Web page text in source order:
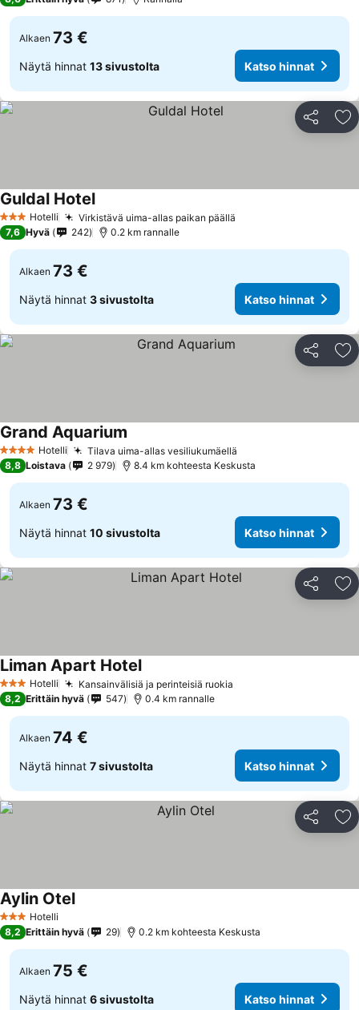
Alkaen 73 €
Näytä hinnat 13 sivustolta Katso hinnat
Jaa
3 Tähtiluokitus
Hotelli Virkistävä uima-allas paikan päällä
Guldal Hotel
7,6 Hyvä 242 0.2 km rannalle
Alkaen 73 €
Näytä hinnat 3 sivustolta Katso hinnat
Jaa
4 Tähtiluokitus
Hotelli Tilava uima-allas vesiliukumäellä
Grand Aquarium
8,8 Loistava 2 979 8.4 km kohteesta Keskusta
Alkaen 73 €
Näytä hinnat 10 sivustolta Katso hinnat
Jaa
3 Tähtiluokitus
Hotelli Kansainvälisiä ja perinteisiä ruokia
Liman Apart Hotel
8,2 Erittäin hyvä 547 0.4 km rannalle
Alkaen 74 €
Näytä hinnat 7 sivustolta Katso hinnat
Jaa
3 Tähtiluokitus
Hotelli
Aylin Otel
8,2 Erittäin hyvä 29 0.2 km kohteesta Keskusta
Alkaen 75 €
Näytä hinnat 6 sivustolta Katso hinnat